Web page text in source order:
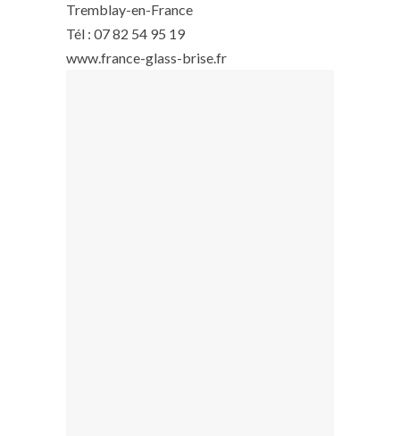
Tremblay-en-France
Tél : 07 82 54 95 19
www.france-glass-brise.fr